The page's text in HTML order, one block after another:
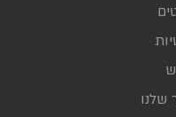
שלנו